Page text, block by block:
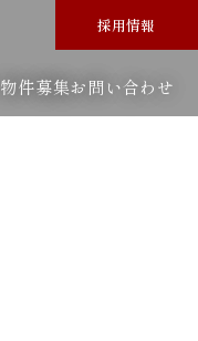
採用情報
物件募集お問い合わせ